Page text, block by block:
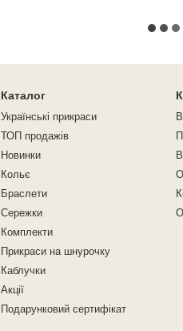
Каталог
Українські прикраси
ТОП продажів
Новинки
Кольє
Браслети
Сережки
Комплекти
Прикраси на шнурочку
Каблучки
Акції
Подарунковий сертифікат